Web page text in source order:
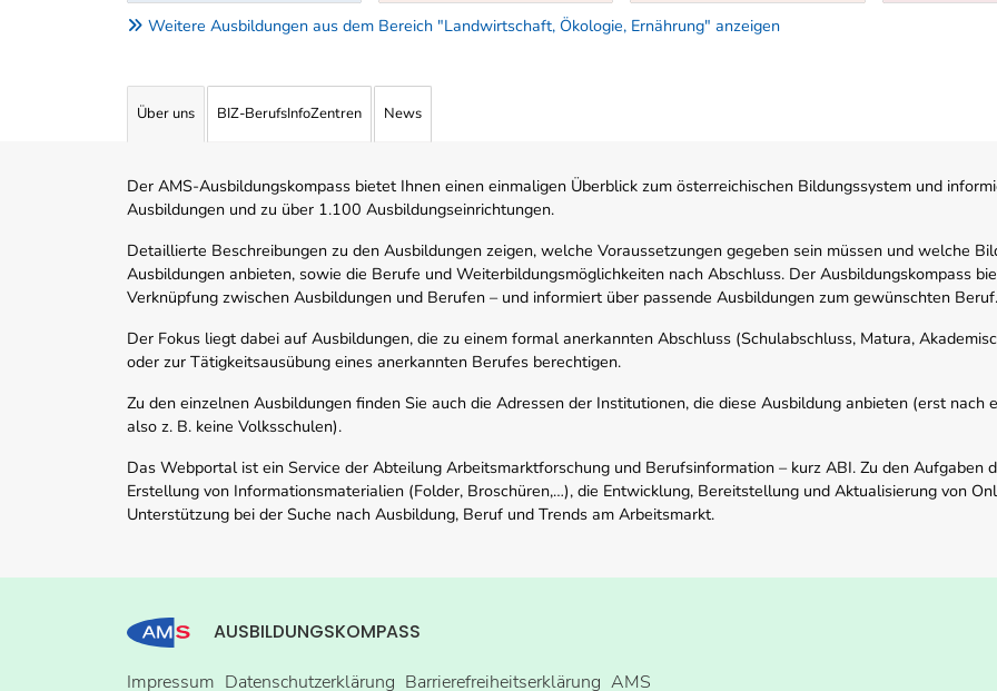
Weitere Ausbildungen aus dem Bereich "Landwirtschaft, Ökologie, Ernährung" anzeigen
Über uns BIZ-BerufsInfoZentren News
Der AMS-Ausbildungskompass bietet Ihnen einen einmaligen Überblick zum österreichischen Bildungssystem und
Ausbildungen und zu über 1.100 Ausbildungseinrichtungen.
Detaillierte Beschreibungen zu den Ausbildungen zeigen, welche Voraussetzungen gegeben sein müssen und welche
Ausbildungen anbieten, sowie die Berufe und Weiterbildungsmöglichkeiten nach Abschluss. Der Ausbildungskompass
Verknüpfung zwischen Ausbildungen und Berufen – und informiert über passende Ausbildungen zum gewünschten Beruf.
Der Fokus liegt dabei auf Ausbildungen, die zu einem formal anerkannten Abschluss (Schulabschluss, Matura,
oder zur Tätigkeitsausübung eines anerkannten Berufes berechtigen.
Zu den einzelnen Ausbildungen finden Sie auch die Adressen der Institutionen, die diese Ausbildung anbieten (erst nach
also z. B. keine Volksschulen).
Das Webportal ist ein Service der Abteilung Arbeitsmarktforschung und Berufsinformation – kurz ABI. Zu den Aufgaben
Erstellung von Informationsmaterialien (Folder, Broschüren,…), die Entwicklung, Bereitstellung und Aktualisierung von
Unterstützung bei der Suche nach Ausbildung, Beruf und Trends am Arbeitsmarkt.
AUSBILDUNGSKOMPASS
Impressum Datenschutzerklärung Barrierefreiheitserklärung AMS